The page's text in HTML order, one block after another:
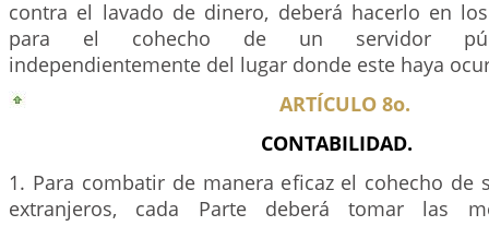
contra el lavado de dinero, deberá hacerlo en
para el cohecho de un servidor
independientemente del lugar donde este haya
ARTÍCULO 8o.
CONTABILIDAD.
1. Para combatir de manera eficaz el cohecho de
extranjeros, cada Parte deberá tomar las